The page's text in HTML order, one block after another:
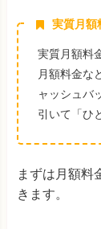
実質月額
実質月額料
月額料金な
ャッシュバ
引いて「ひ
まずは月額料
きます。